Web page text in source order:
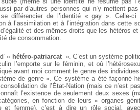
par d’autres personnes qui n’y mettent
différencier de l’identité « gay ». Celle-
à l’assimilation et à l’intégration dans cette
et des mêmes droits que les hétéros
de consommation.
« hétéro-patriarcat ». C’est un système
l’emporte sur le féminin, et où
avant moi comment le genre des
de genre ». Ce système a été façonné
de l’État-Nation (mais ce n’est
l’existence de seulement deux sexes
en fonction de leurs « organes
et femme), c’est à dire un rôle social,